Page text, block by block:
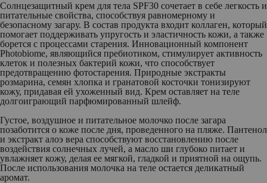
Солнцезащитный крем для тела SPF30 сочетает в себе легкость и
питательные свойства, способствуя равномерному и
безопасному загару. В состав продукта входит коллаген, который
помогает поддерживать упругость и эластичность кожи, а также
борется с процессами старения. Инновационный компонент
Photobiome, являющийся пребиотиком, стимулирует активность
клеток и полезных бактерий кожи, что способствует
предотвращению фотостарения. Природные экстракты
розмарина, семян хлопка и гранатовой косточки тонизируют
кожу, придавая ей ухоженный вид. Крем оставляет на теле
долгоиграющий парфюмированный шлейф.
Густое, воздушное и питательное молочко после загара
позаботится о коже после дня, проведенного на пляже. Пантенол
и экстракт алоэ вера способствуют восстановлению после
воздействия солнечных лучей, а масло ши глубоко питает и
увлажняет кожу, делая ее мягкой, гладкой и приятной на ощупь.
После использования молочка на теле остается деликатный
аромат.